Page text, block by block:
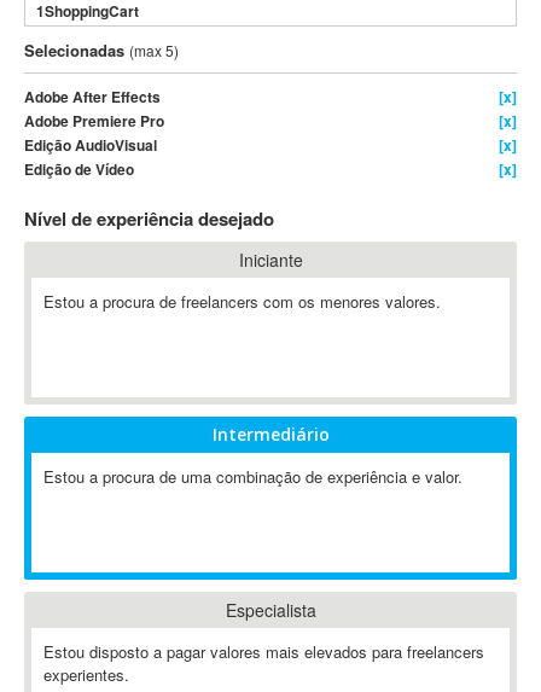
1ShoppingCart
3DS Max
3GSM
4D Dimension
802.11
A&P
A2Billing
Ab Initio
ABIS
AbleCommerce
Ableton
Abstract
Abstract Window Toolkit (AWT)
AC Drives
Selecionadas (max 5)
Adobe After Effects
[x]
Adobe Premiere Pro
[x]
Edição AudioVisual
[x]
Edição de Vídeo
[x]
Nível de experiência desejado
Iniciante
Estou a procura de freelancers com os menores valores.
Intermediário
Estou a procura de uma combinação de experiência e valor.
Especialista
Estou disposto a pagar valores mais elevados para freelancers
experientes.